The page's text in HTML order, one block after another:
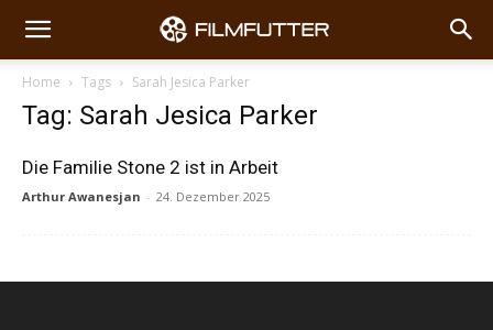
Home Tags Sarah Jesica Parker
Tag: Sarah Jesica Parker
Die Familie Stone 2 ist in Arbeit
Arthur Awanesjan - 24. Dezember 2025